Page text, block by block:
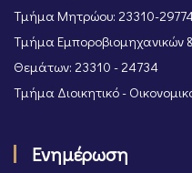
Τμήμα Μητρώου: 23310-
Τμήμα Εμποροβιομηχανικών
Θεμάτων: 23310 - 24734
Τμήμα Διοικητικό -
Ενημέρωση